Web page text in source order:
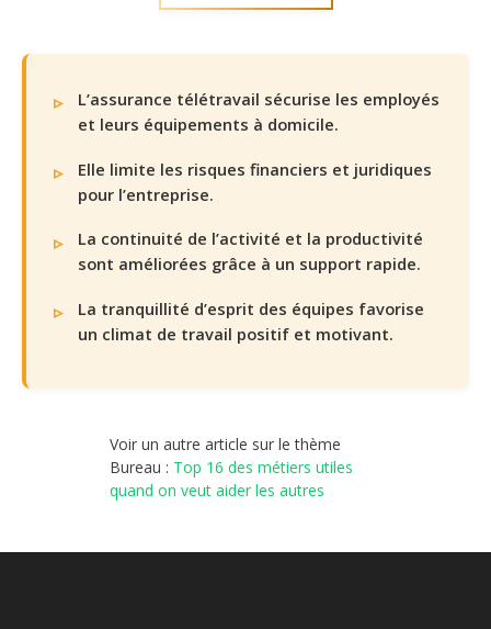
L’assurance télétravail sécurise les employés
et leurs équipements à domicile.
Elle limite les risques financiers et juridiques
pour l’entreprise.
La continuité de l’activité et la productivité
sont améliorées grâce à un support rapide.
La tranquillité d’esprit des équipes favorise
un climat de travail positif et motivant.
Voir un autre article sur le thème
Bureau : Top 16 des métiers utiles
quand on veut aider les autres